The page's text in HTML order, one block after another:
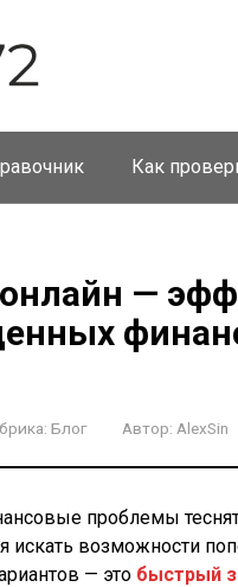
Как
—
Блог Автор: AlexSin
проблемы теснят
искать возможности
— это быстрый